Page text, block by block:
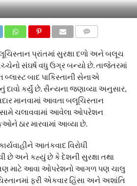
પ્રાંતમાં સુરક્ષા દળો અને બલૂચ
સંઘર્ષ વધુ ઉગ્ર બન્યો છે. તાજેતરમાં
બાદ પાકિસ્તાની સેનાએ
દાવો કર્યું છે. સૈન્યના જણાવ્યા અનુસાર,
માનવામાં આવતા બલૂચિસ્તાન
સામે ચલાવવામાં આવેલા ઓપરેશન
ઠાર મારવામાં આવ્યા છે.
આતંકવાદ વિરોધી
છે અને કહ્યું છે કે દેશની સુરક્ષા તથા
માટે આવા ઓપરેશનો આગળ પણ ચાલુ
ફરી એકવાર હિંસા અને અશાંતિ